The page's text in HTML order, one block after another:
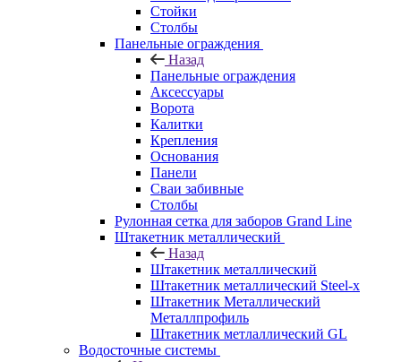
Стойки
Столбы
Панельные ограждения
Назад
Панельные ограждения
Аксессуары
Ворота
Калитки
Крепления
Основания
Панели
Сваи забивные
Столбы
Рулонная сетка для заборов Grand Line
Штакетник металлический
Назад
Штакетник металлический
Штакетник металлический Steel-x
Штакетник Металлический
Металлпрофиль
Штакетник метлаллический GL
Водосточные системы